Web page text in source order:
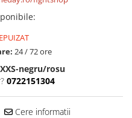
:
24 / 72 ore
negru/rosu
0722151304
Cere informatii